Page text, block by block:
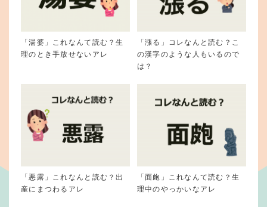
「湯婆」これなんて読む？生
理のとき手放せないアレ
「漲る」コレなんと読む？こ
の漢字のような人もいるので
は？
「悪露」これなんと読む？出
産にまつわるアレ
「面皰」これなんて読む？生
理中のやっかいなアレ